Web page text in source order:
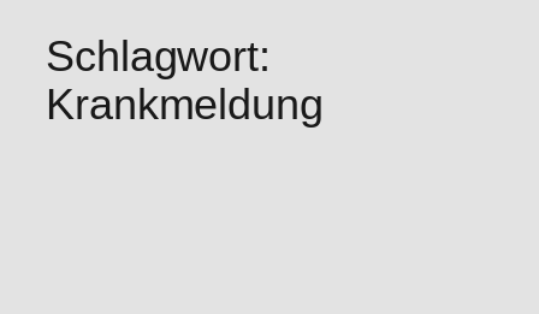
Schlagwort:
Krankmeldung